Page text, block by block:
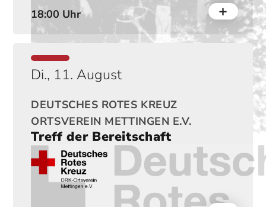
18:00 Uhr
Di., 11. August
DEUTSCHES ROTES KREUZ
ORTSVEREIN METTINGEN E.V.
Treff der Bereitschaft